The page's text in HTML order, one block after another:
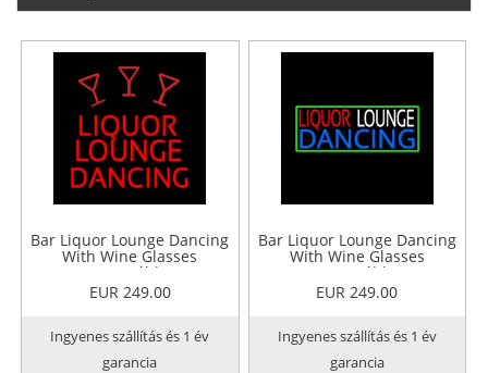
Bar Liquor Lounge Dancing
With Wine Glasses
Neontábla
EUR 249.00
Ingyenes szállítás és 1 év
garancia
Bar Liquor Lounge Dancing
With Wine Glasses
Neontábla
EUR 249.00
Ingyenes szállítás és 1 év
garancia